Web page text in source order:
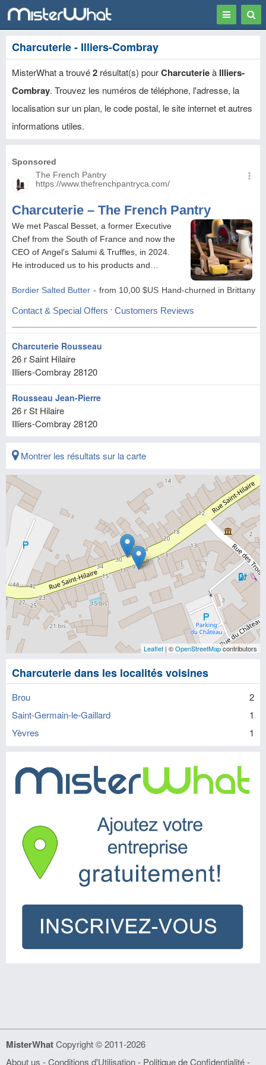
Toggle
Charcuterie - Illiers-Combray
MisterWhat a trouvé2 résultat(s) pourCharcuterieà Illiers-
Combray. Trouvez les numéros de téléphone, l'adresse, la
localisation sur un plan, le code postal, le site internet et autres
informations utiles.
Charcuterie Rousseau
26 r Saint Hilaire
Illiers-Combray 28120
Rousseau Jean-Pierre
26 r St Hilaire
Illiers-Combray 28120
Montrer les résultats sur la carte
Leaflet | ©OpenStreetMapcontributors
Charcuterie dans les localités voisines
Brou
2
Saint-Germain-le-Gaillard
1
Yèvres
1
MisterWhatCopyright © 2011-2026
About us -Conditions d'Utilisation- Politique de Confidentialité-